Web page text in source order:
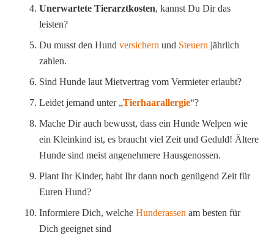
Unerwartete Tierarztkosten, kannst Du Dir das
leisten?
Du musst den Hund versichern und Steuern jährlich
zahlen.
Sind Hunde laut Mietvertrag vom Vermieter erlaubt?
Leidet jemand unter „Tierhaarallergie“?
Mache Dir auch bewusst, dass ein Hunde Welpen wie
ein Kleinkind ist, es braucht viel Zeit und Geduld! Ältere
Hunde sind meist angenehmere Hausgenossen.
Plant Ihr Kinder, habt Ihr dann noch genügend Zeit für
Euren Hund?
Informiere Dich, welche Hunderassen am besten für
Dich geeignet sind